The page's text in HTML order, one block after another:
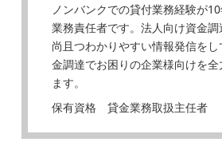
ノンバンクでの貸付業務経験が
業務責任者です。法人向け資金
尚且つわかりやすい情報発信を
金調達でお困りの企業様向けを全
ます。
保有資格 貸金業務取扱主任者